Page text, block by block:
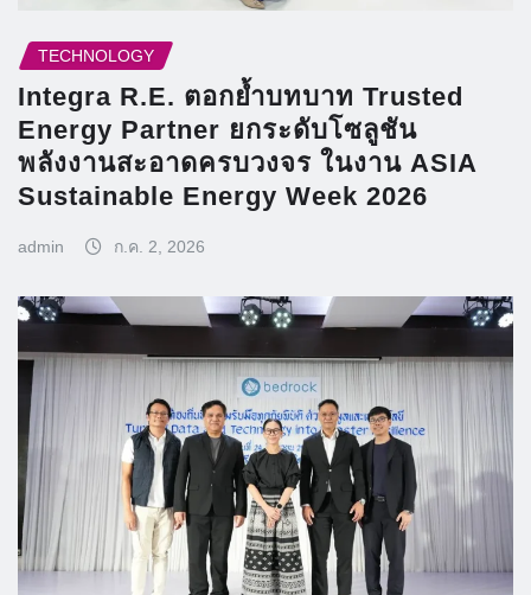
TECHNOLOGY
Integra R.E. ตอกย้ำบทบาท Trusted
Energy Partner ยกระดับโซลูชัน
พลังงานสะอาดครบวงจร ในงาน ASIA
Sustainable Energy Week 2026
admin ก.ค. 2, 2026